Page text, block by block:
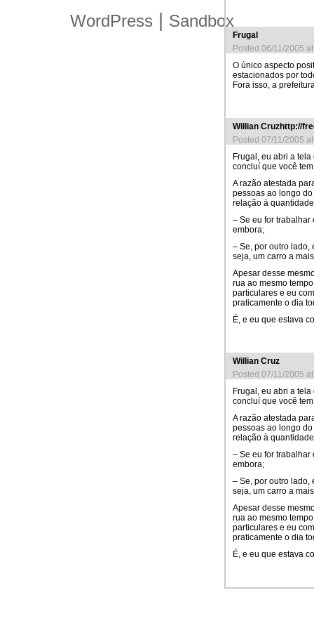
Frugal
Posted 06/11/2005
O único aspecto
estacionados por
Fora isso, a
Willian Cruzhttp://
Posted 07/11/2005
Frugal, eu abri a
concluí que você
A razão atestada
pessoas ao longo
relação à
– Se eu for trabalhar
embora;
– Se, por outro lado,
seja, um carro a
Apesar desse
rua ao mesmo
particulares e eu
praticamente o dia
É, e eu que estava
Willian Cruz
Posted 07/11/2005
Frugal, eu abri a
concluí que você
A razão atestada
pessoas ao longo
relação à
– Se eu for trabalhar
embora;
– Se, por outro lado,
seja, um carro a
Apesar desse
rua ao mesmo
particulares e eu
praticamente o dia
É, e eu que estava
WordPress Sandbox